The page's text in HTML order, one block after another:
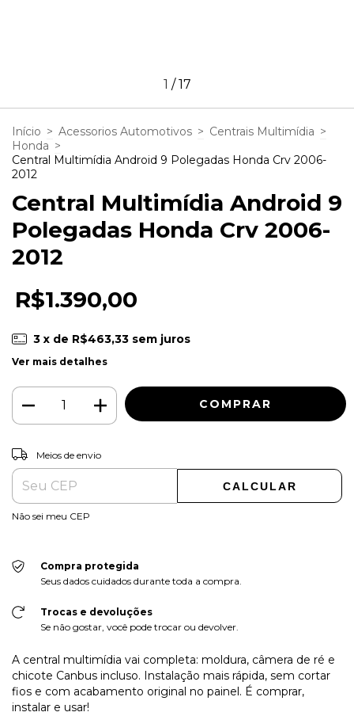
1 /17
Início > Acessorios Automotivos > Centrais Multimídia >
Honda >
Central Multimídia Android 9 Polegadas Honda Crv 2006-
2012
Central Multimídia Android 9
Polegadas Honda Crv 2006-
2012
R$1.390,00
3 x de R$463,33 sem juros
Ver mais detalhes
Entregas para o CEP:
Meios de envio
CALCULAR
Não sei meu CEP
Compra protegida
Seus dados cuidados durante toda a compra.
Trocas e devoluções
Se não gostar, você pode trocar ou devolver.
A central multimídia vai completa: moldura, câmera de ré e
chicote Canbus incluso. Instalação mais rápida, sem cortar
fios e com acabamento original no painel. É comprar,
instalar e usar!